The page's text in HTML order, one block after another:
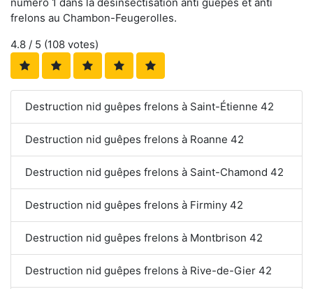
frelons au Chambon-Feugerolles.
4.8 / 5 (108 votes)
Destruction nid guêpes frelons à Saint-Étienne 42
Destruction nid guêpes frelons à Roanne 42
Destruction nid guêpes frelons à Saint-Chamond 42
Destruction nid guêpes frelons à Firminy 42
Destruction nid guêpes frelons à Montbrison 42
Destruction nid guêpes frelons à Rive-de-Gier 42